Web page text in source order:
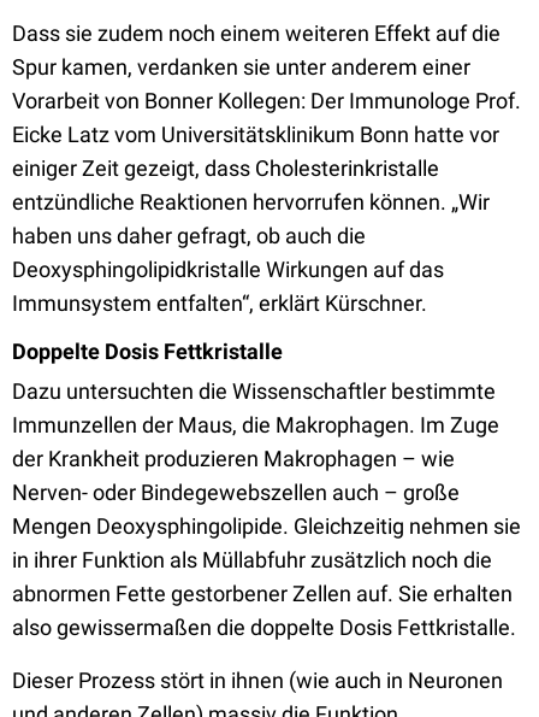
Dass sie zudem noch einem weiteren Effekt auf die
Spur kamen, verdanken sie unter anderem einer
Vorarbeit von Bonner Kollegen: Der Immunologe Prof.
Eicke Latz vom Universitätsklinikum Bonn hatte vor
einiger Zeit gezeigt, dass Cholesterinkristalle
entzündliche Reaktionen hervorrufen können. „Wir
haben uns daher gefragt, ob auch die
Deoxysphingolipidkristalle Wirkungen auf das
Immunsystem entfalten“, erklärt Kürschner.
Doppelte Dosis Fettkristalle
Dazu untersuchten die Wissenschaftler bestimmte
Immunzellen der Maus, die Makrophagen. Im Zuge
der Krankheit produzieren Makrophagen – wie
Nerven- oder Bindegewebszellen auch – große
Mengen Deoxysphingolipide. Gleichzeitig nehmen sie
in ihrer Funktion als Müllabfuhr zusätzlich noch die
abnormen Fette gestorbener Zellen auf. Sie erhalten
also gewissermaßen die doppelte Dosis Fettkristalle.
Dieser Prozess stört in ihnen (wie auch in Neuronen